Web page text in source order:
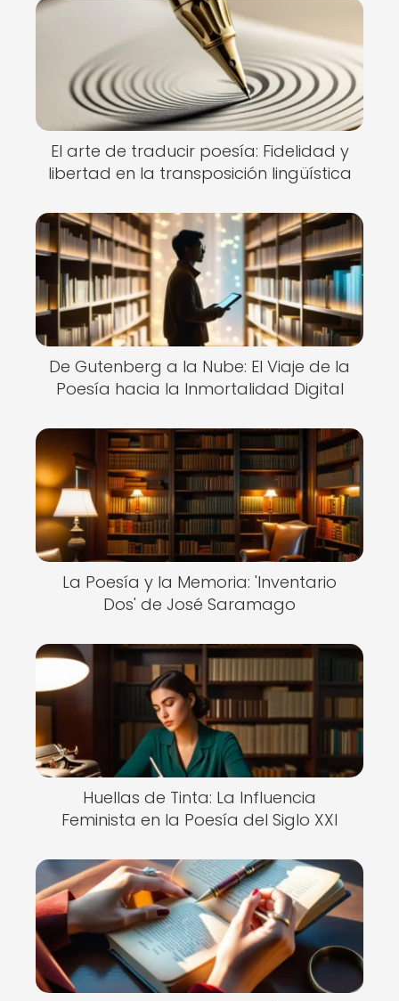
El arte de traducir poesía: Fidelidad y
libertad en la transposición lingüística
De Gutenberg a la Nube: El Viaje de la
Poesía hacia la Inmortalidad Digital
La Poesía y la Memoria: 'Inventario
Dos' de José Saramago
Huellas de Tinta: La Influencia
Feminista en la Poesía del Siglo XXI